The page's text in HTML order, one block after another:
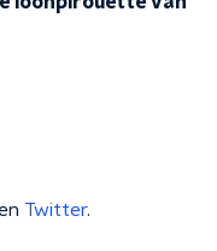
Twitter.